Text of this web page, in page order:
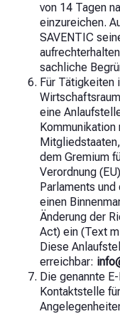
von 14 Tagen
einzureichen.
SAVENTIC
sachliche
Für Tätigkeiten
eine
dem Gremium
Verordnung
Parlaments
einen
Änderung der
Act) ein (Text
Diese
erreichbar:
Die genannte
Kontaktstelle